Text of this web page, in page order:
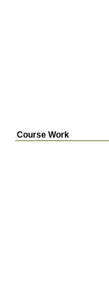
Course Work